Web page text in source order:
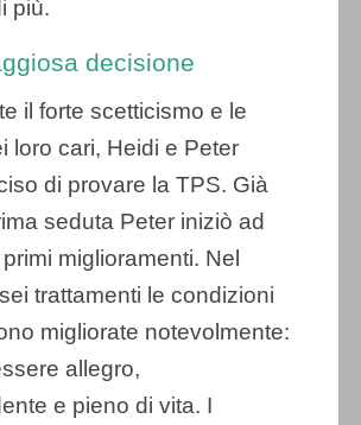
più.
decisione
il forte scetticismo e le
loro cari, Heidi e Peter
di provare la TPS. Già
seduta Peter iniziò ad
miglioramenti. Nel
trattamenti le condizioni
migliorate notevolmente:
allegro,
e pieno di vita. I